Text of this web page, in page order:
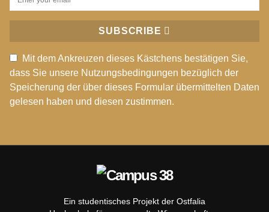
SUBSCRIBE
Mit dem Ankreuzen dieses Kästchens bestätigen Sie,
dass Sie unsere Nutzungsbedingungen bezüglich der
Speicherung der über dieses Formular übermittelten Daten
gelesen haben und diesen zustimmen.
Ein studentisches Projekt der Ostfalia